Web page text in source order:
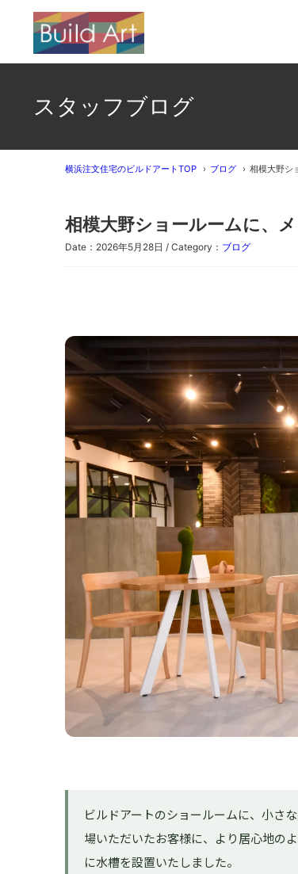
スタッフブログ
横浜注文住宅のビルドアートTOP ブログ 相模大野シ
相模大野ショールームに、
Date：2026年5月28日 / Category： ブログ
ビルドアートのショールームに、小さ
場いただいたお客様に、より居心地の
に水槽を設置いたしました。